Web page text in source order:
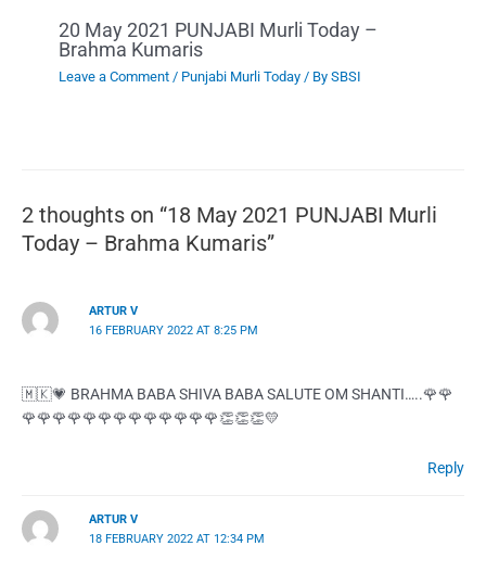
20 May 2021 PUNJABI Murli Today –
Brahma Kumaris
Leave a Comment / Punjabi Murli Today / BySBSI
2 thoughts on “18 May 2021 PUNJABI Murli
Today – Brahma Kumaris”
ARTUR V
16 FEBRUARY 2022 AT 8:25 PM
🇲🇰💗 BRAHMA BABA SHIVA BABA SALUTE OM SHANTI…..🌹🌹
🌹🌹🌹🌹🌹🌹🌹🌹🌹🌹🌹🌹🌹👏👏👏💛
Reply
ARTUR V
18 FEBRUARY 2022 AT 12:34 PM